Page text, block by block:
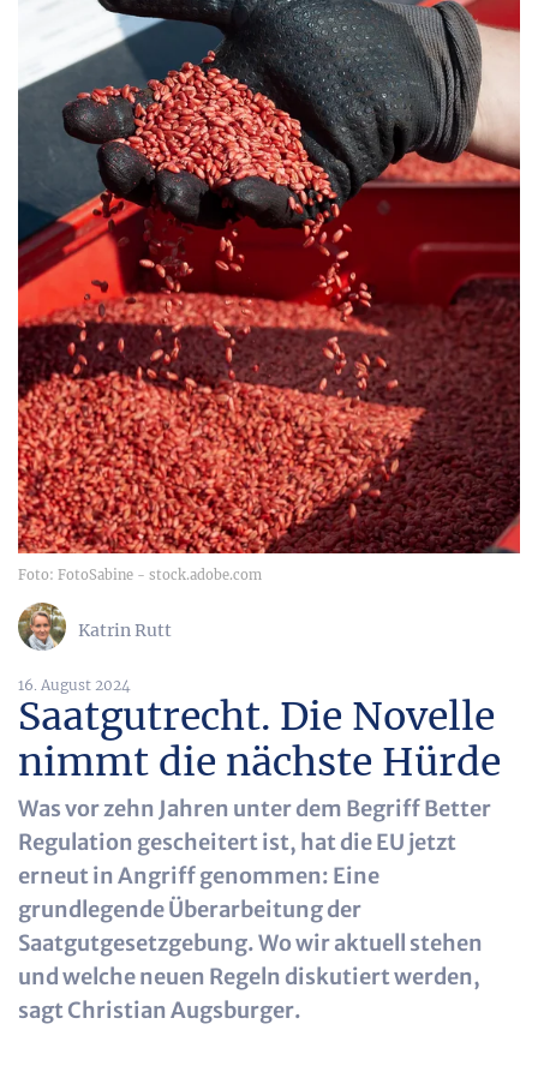
Foto: FotoSabine - stock.adobe.com
Katrin Rutt
16. August 2024
Saatgutrecht. Die Novelle
nimmt die nächste Hürde
Was vor zehn Jahren unter dem Begriff Better
Regulation gescheitert ist, hat die EU jetzt
erneut in Angriff genommen: Eine
grundlegende Überarbeitung der
Saatgutgesetzgebung. Wo wir aktuell stehen
und welche neuen Regeln diskutiert werden,
sagt Christian Augsburger.